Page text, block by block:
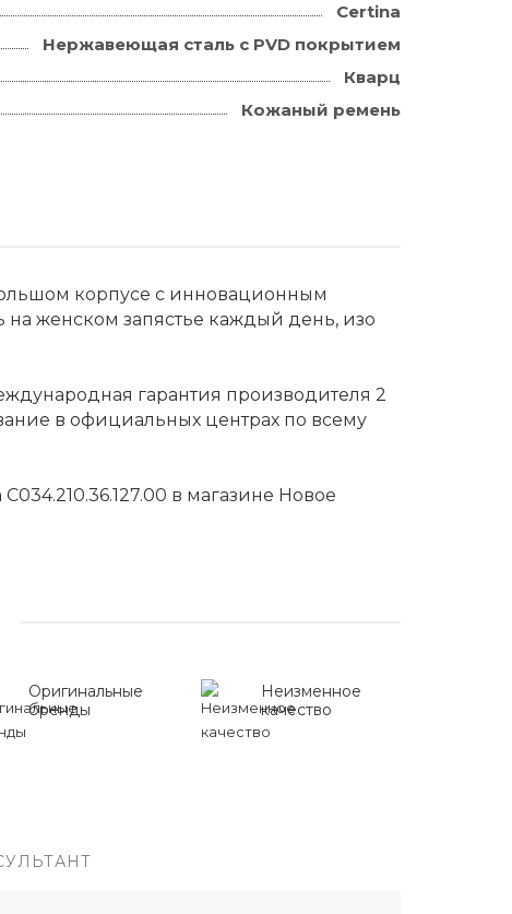
Certina
Нержавеющая сталь с PVD покрытием
Кварц
Кожаный ремень
корпусе с инновационным
женском запястье каждый день, изо
гарантия производителя 2
в официальных центрах по всему
в магазине Новое
Оригинальные
бренды
Неизменное
качество